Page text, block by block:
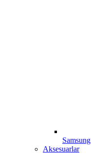
Samsung
Aksesuarlar